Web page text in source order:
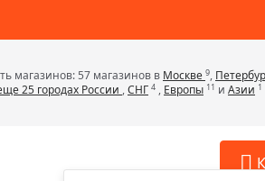
магазинов: 57 магазинов в Москве 9,
25 городах России ,СНГ 4 , Европы 11 и Азии 1